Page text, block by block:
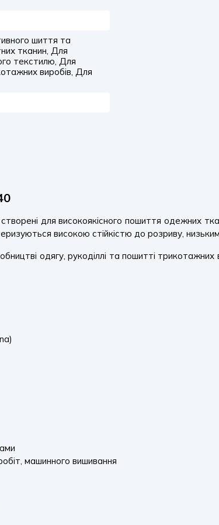
шиття та
тканин, Для
текстилю, Для
виробів, Для
для високоякісного пошиття одежних
високою стійкістю до розриву,
одягу, рукоділлі та пошитті
машинного вишивання